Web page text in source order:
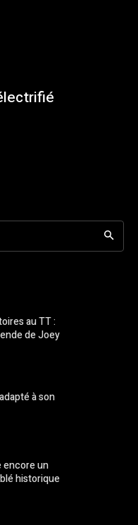
au TT :
de Joey
à son
encore un
historique